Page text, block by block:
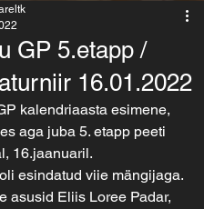
GP 5.etapp /
16.01.2022
kalendriaasta esimene,
aga juba 5. etapp peeti
16.jaanuaril.
esindatud viie mängijaga.
asusid Eliis Loree Padar,